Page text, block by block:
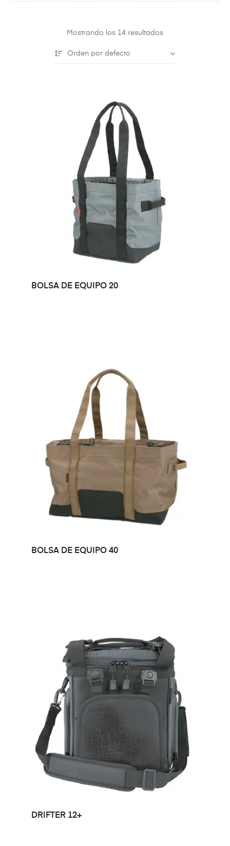
Mostrando los 14 resultados
Orden por defecto
LEER MÁS
BOLSA DE EQUIPO 20
LEER MÁS
BOLSA DE EQUIPO 40
DRIFTER 12+